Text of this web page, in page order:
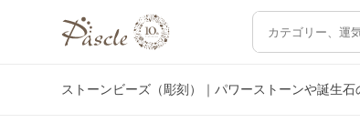
ストーンビーズ（彫刻）｜パワーストーンや誕生